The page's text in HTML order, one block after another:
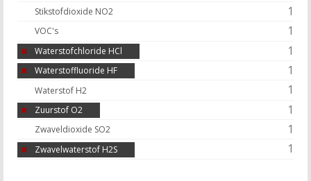
Stikstofdioxide NO2 1
VOC's 1
Waterstofchloride HCl 1
Waterstoffluoride HF 1
Waterstof H2 1
Zuurstof O2 1
Zwaveldioxide SO2 1
Zwavelwaterstof H2S 1